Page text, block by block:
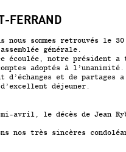
FERRAND
nous sommes retrouvés le
générale.
notre président a
adoptés à l’unanimité.
et de partages
déjeuner.
avril, le décès de Jean
nos très sincères